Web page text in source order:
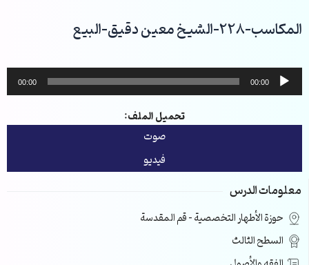
إلىالمكاسب-228-الشيخ معين دقيق-البيع
مشغل
الصوت
00:00
00:00
تحميل الملف:
صوت
فيديو
معلومات الدرس
حوزة الأطهار التخصصية – قم المقدسة
السطح الثالث